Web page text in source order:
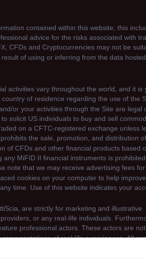
you agree to our use of cookies. See our